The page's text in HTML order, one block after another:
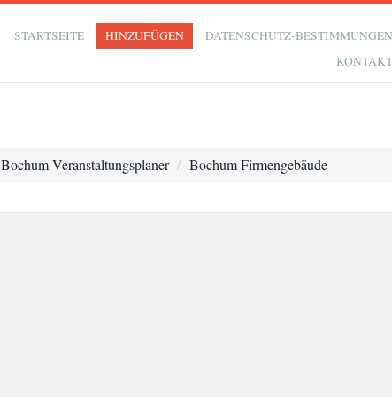
STARTSEITE HINZUFÜGEN
DATENSCHUTZ-
Bochum Veranstaltungsplaner Bochum Firmengebäude